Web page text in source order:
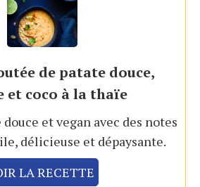
de patate douce,
et coco à la thaïe
et vegan avec des notes
délicieuse et dépaysante.
LA RECETTE